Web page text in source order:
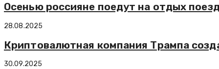
Осенью россияне поедут на отдых
28.08.2025
Криптовалютная компания Трампа
30.09.2025